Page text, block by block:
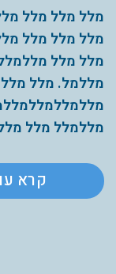
מלל מלל מלל
מלל מלל מלל
מלל מלל
מללמל. מלל
מללמלל מלל
קרא